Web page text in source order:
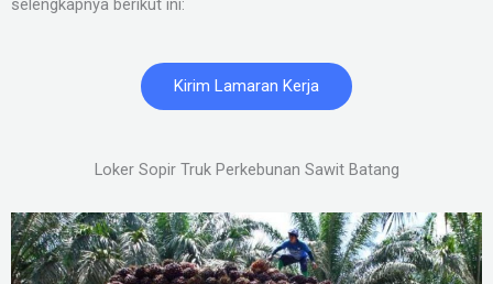
selengkapnya berikut ini:
Kirim Lamaran Kerja
Loker Sopir Truk Perkebunan Sawit Batang